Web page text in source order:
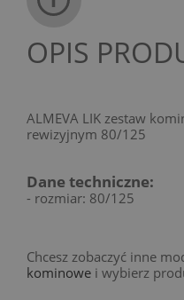
OPIS
ALMEVA LIK zestaw
rewizyjnym 80/125
Dane techniczne:
- rozmiar: 80/125
Chcesz zobaczyć inne
kominowe i wybierz